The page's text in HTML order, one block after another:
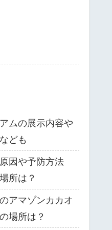
ムの展示内容や
ども
因や予防方法
所は？
アマゾンカカオ
場所は？